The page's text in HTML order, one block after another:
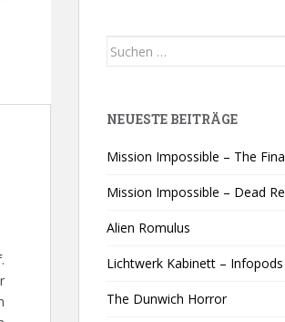
Suchen
NEUESTE BEITRÄGE
Mission Impossible – The
Mission Impossible – Dead
Alien Romulus
Lichtwerk Kabinett – Infopods
The Dunwich Horror